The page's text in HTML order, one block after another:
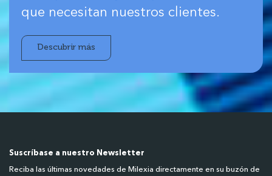
que necesitan nuestros clientes.
Descubrir más
Suscríbase a nuestro Newsletter
Reciba las últimas novedades de Milexia directamente en su buzón de